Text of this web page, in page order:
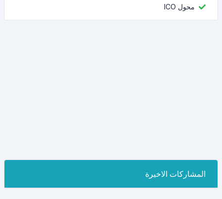
محول ICO
المشاركات الاخيرة